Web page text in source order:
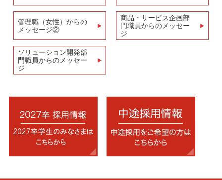
管理職（女性）からの
メッセージ②
商品・サービス企画部
門職員からのメッセー
ジ
ソリューション開発部
門職員からのメッセー
ジ